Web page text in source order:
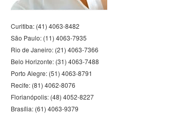
Curitiba: (41) 4063-8482
São Paulo: (11) 4063-7935
Rio de Janeiro: (21) 4063-7366
Belo Horizonte: (31) 4063-7488
Porto Alegre: (51) 4063-8791
Recife: (81) 4062-8076
Florianópolis: (48) 4052-8227
Brasília: (61) 4063-9379